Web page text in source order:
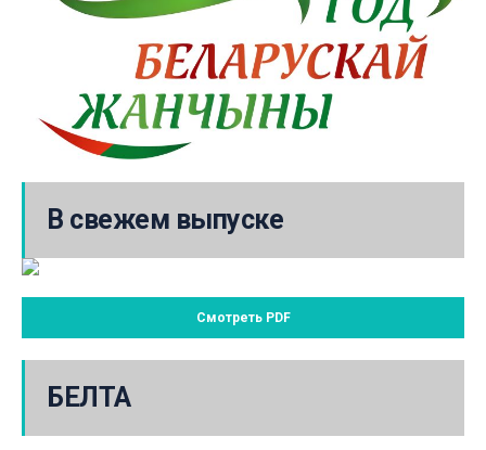
В свежем выпуске
Смотреть PDF
БЕЛТА